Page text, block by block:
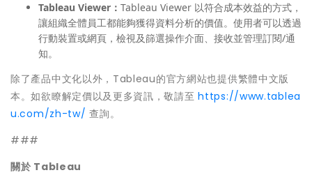
Tableau Viewer ： Tableau Viewer 以符合成本效益的方式，
讓組織全體員工都能夠獲得資料分析的價值。使用者可以透過
行動裝置或網頁，檢視及篩選操作介面、接收並管理訂閱/通
知。
除了產品中文化以外，Tableau的官方網站也提供繁體中文版
本。如欲瞭解定價以及更多資訊，敬請至https://www.tablea
u.com/zh-tw/ 查詢。
###
關於 Tableau